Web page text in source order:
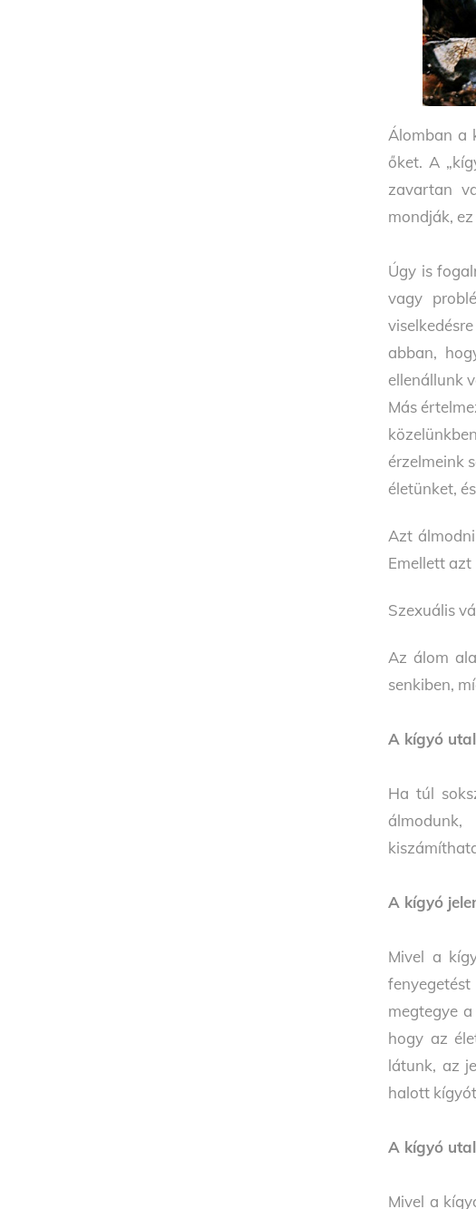
Álomban a
őket. A
zavartan
mondják,
Úgy is
vagy
abban,
ellenállunk
Más
érzelmeink
életünket,
Azt
Emellett azt
Szexuális
Az álom
senkiben,
A kígyó
Ha túl
A kígyó
Mivel a
megtegye
hogy az
látunk, az
halott
A kígyó
Mivel a